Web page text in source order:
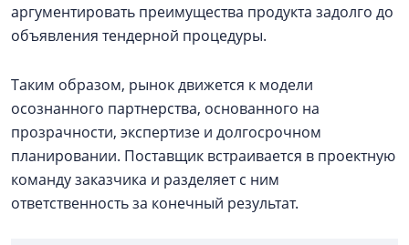
аргументировать преимущества продукта задолго до
объявления тендерной процедуры.
Таким образом, рынок движется к модели
осознанного партнерства, основанного на
прозрачности, экспертизе и долгосрочном
планировании. Поставщик встраивается в проектную
команду заказчика и разделяет с ним
ответственность за конечный результат.